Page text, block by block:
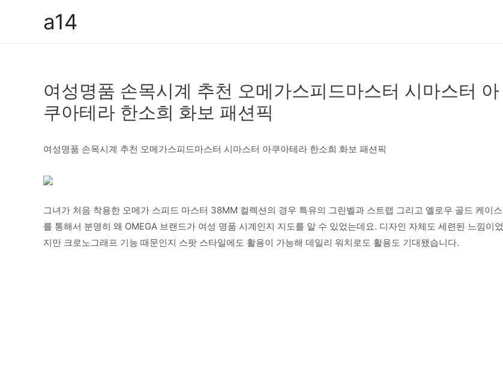
a14
여성명품 손목시계 추천 오메가스피드마스터 시마스터 아
쿠아테라 한소희 화보 패션픽
여성명품 손목시계 추천 오메가스피드마스터 시마스터 아쿠아테라 한소희 화보 패션픽
그녀가 처음 착용한 오메가 스피드 마스터 38MM 컬렉션의 경우 특유의 그린벨과 스트랩 그리고 옐로우 골드 케이스
를 통해서 분명히 왜 OMEGA 브랜드가 여성 명품 시계인지 지도를 알 수 있었는데요. 디자인 자체도 세련된 느낌이었
지만 크로노그래프 기능 때문인지 스팟 스타일에도 활용이 가능해 데일리 워치로도 활용도 기대됐습니다.